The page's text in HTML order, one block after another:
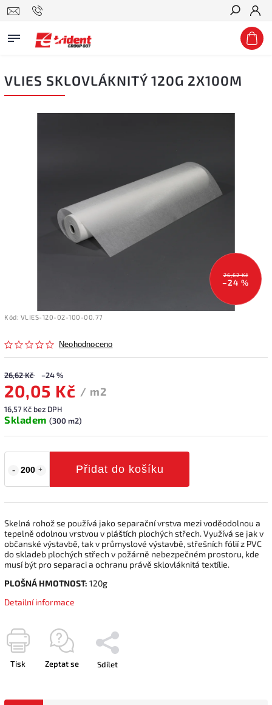
Hledat
VLIES SKLOVLÁKNITÝ 120G 2X100M
26,62 Kč
–24 %
Kód: VLIES-120-02-100-00.77
Neohodnoceno
26,62 Kč –24 %
20,05 Kč / m2
16,57 Kč bez DPH
Skladem (300 m2)
Přidat do košíku
Skelná rohož se používá jako separační vrstva mezi voděodolnou a
tepelně odolnou vrstvou v pláštích plochých střech. Využívá se jak v
občanské výstavbě, tak v průmyslové výstavbě, střešních fólií z PVC
do skladeb plochých střech v požárně nebezpečném prostoru, kde
musí být pro separaci a ochranu právě sklovláknitá textílie.
PLOŠNÁ HMOTNOST: 120g
Detailní informace
Tisk Zeptat se Sdílet